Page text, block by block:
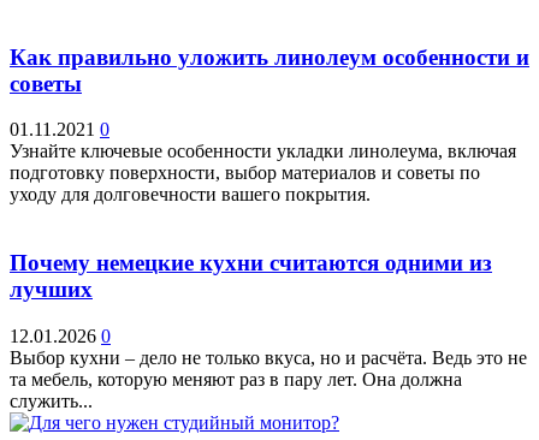
Как правильно уложить линолеум особенности и
советы
01.11.2021 0
Узнайте ключевые особенности укладки линолеума, включая
подготовку поверхности, выбор материалов и советы по
уходу для долговечности вашего покрытия.
Почему немецкие кухни считаются одними из
лучших
12.01.2026 0
Выбор кухни – дело не только вкуса, но и расчёта. Ведь это не
та мебель, которую меняют раз в пару лет. Она должна
служить...